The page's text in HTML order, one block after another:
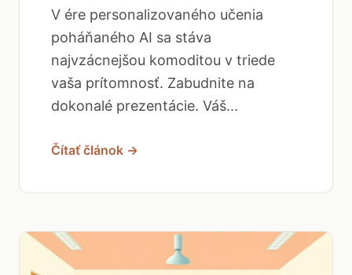
V ére personalizovaného učenia
poháňaného AI sa stáva
najvzácnejšou komoditou v triede
vaša prítomnosť. Zabudnite na
dokonalé prezentácie. Váš...
Čítať článok →